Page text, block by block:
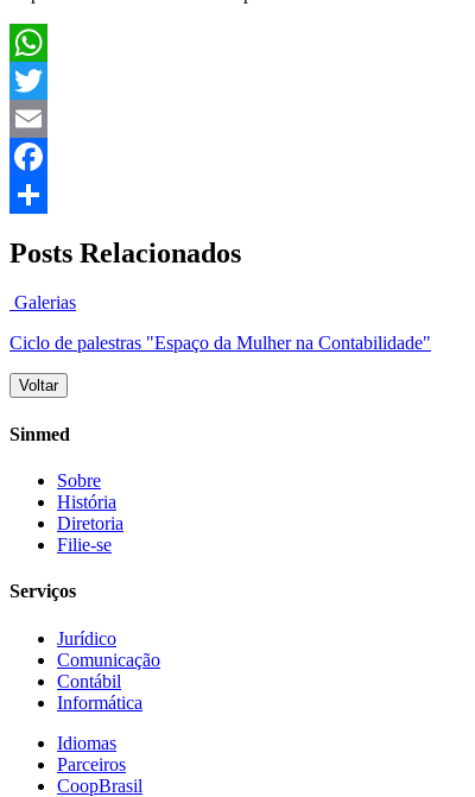
WhatsApp
Twitter
Email
Facebook
Posts Relacionados
Galerias
Ciclo de palestras "Espaço da Mulher na Contabilidade"
Voltar
Sinmed
Sobre
História
Diretoria
Filie-se
Serviços
Jurídico
Comunicação
Contábil
Informática
Idiomas
Parceiros
CoopBrasil